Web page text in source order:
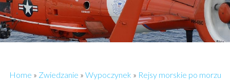
Home » Zwiedzanie » Wypoczynek » Rejsy morskie po morzu